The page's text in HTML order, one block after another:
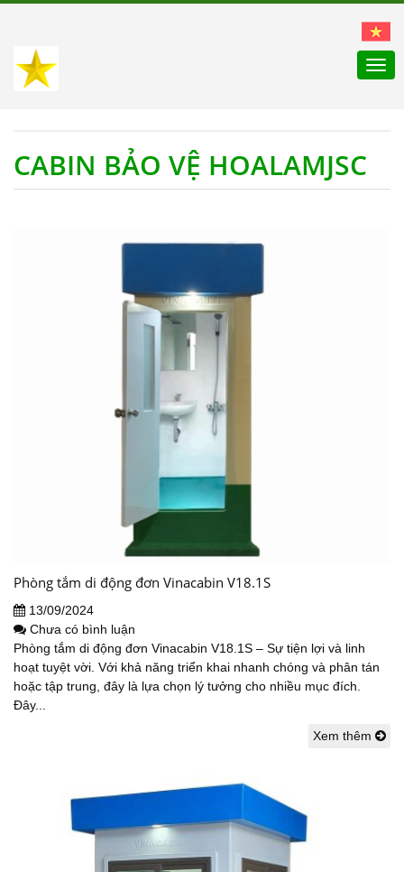
CABIN BẢO VỆ HOALAMJSC
Phòng tắm di động đơn Vinacabin V18.1S
13/09/2024
Chưa có bình luận
Phòng tắm di động đơn Vinacabin V18.1S – Sự tiện lợi và linh
hoạt tuyệt vời. Với khả năng triển khai nhanh chóng và phân tán
hoặc tập trung, đây là lựa chọn lý tưởng cho nhiều mục đích.
Đây...
Xem thêm